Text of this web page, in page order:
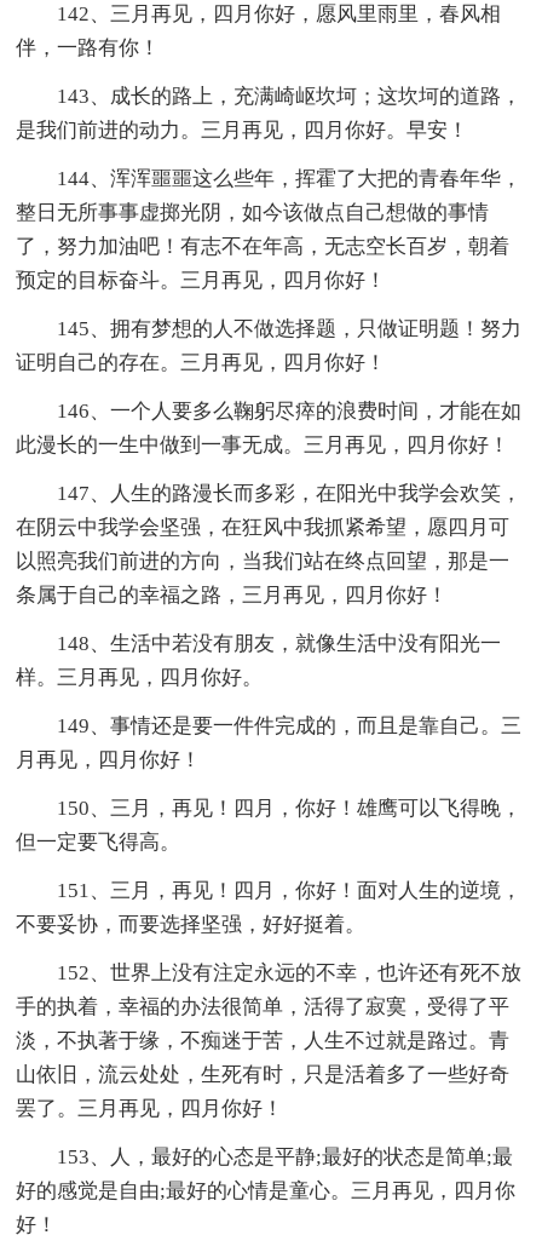
142、三月再见，四月你好，愿风里雨里，春风相
伴，一路有你！
143、成长的路上，充满崎岖坎坷；这坎坷的道路，
是我们前进的动力。三月再见，四月你好。早安！
144、浑浑噩噩这么些年，挥霍了大把的青春年华，
整日无所事事虚掷光阴，如今该做点自己想做的事情
了，努力加油吧！有志不在年高，无志空长百岁，朝着
预定的目标奋斗。三月再见，四月你好！
145、拥有梦想的人不做选择题，只做证明题！努力
证明自己的存在。三月再见，四月你好！
146、一个人要多么鞠躬尽瘁的浪费时间，才能在如
此漫长的一生中做到一事无成。三月再见，四月你好！
147、人生的路漫长而多彩，在阳光中我学会欢笑，
在阴云中我学会坚强，在狂风中我抓紧希望，愿四月可
以照亮我们前进的方向，当我们站在终点回望，那是一
条属于自己的幸福之路，三月再见，四月你好！
148、生活中若没有朋友，就像生活中没有阳光一
样。三月再见，四月你好。
149、事情还是要一件件完成的，而且是靠自己。三
月再见，四月你好！
150、三月，再见！四月，你好！雄鹰可以飞得晚，
但一定要飞得高。
151、三月，再见！四月，你好！面对人生的逆境，
不要妥协，而要选择坚强，好好挺着。
152、世界上没有注定永远的不幸，也许还有死不放
手的执着，幸福的办法很简单，活得了寂寞，受得了平
淡，不执著于缘，不痴迷于苦，人生不过就是路过。青
山依旧，流云处处，生死有时，只是活着多了一些好奇
罢了。三月再见，四月你好！
153、人，最好的心态是平静;最好的状态是简单;最
好的感觉是自由;最好的心情是童心。三月再见，四月你
好！